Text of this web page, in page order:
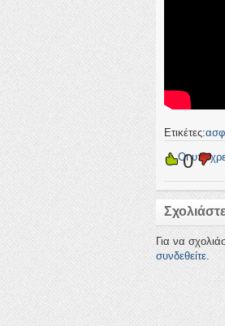
Ετικέτες:
←Οι0
Σχολιάστε
Για να
συνδεθείτε